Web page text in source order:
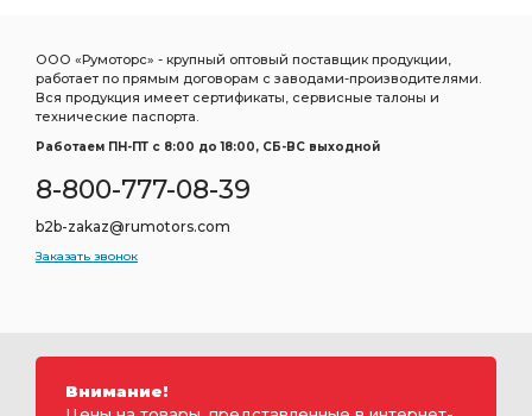
ООО «Румоторс» - крупный оптовый поставщик продукции,
работает по прямым договорам с заводами-производителями.
Вся продукция имеет сертификаты, сервисные талоны и
технические паспорта.
Работаем ПН-ПТ c 8:00 до 18:00, СБ-ВС выходной
8-800-777-08-39
b2b-zakaz@rumotors.com
Заказать звонок
Внимание!